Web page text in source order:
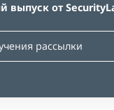
выпуск от